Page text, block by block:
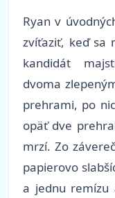
Ryan v
zvíťaziť, keď sa
kandidát
dvoma
prehrami, po
opäť dve
mrzí. Zo
papierovo
a jednu remízu